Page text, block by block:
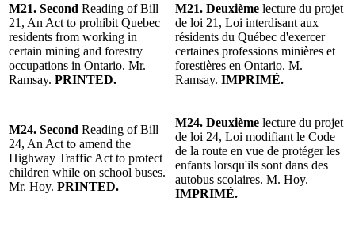
M21. Second Reading of Bill
21, An Act to prohibit Quebec
residents from working in
certain mining and forestry
occupations in Ontario. Mr.
Ramsay. PRINTED.
M21. Deuxième lecture du projet
de loi 21, Loi interdisant aux
résidents du Québec d'exercer
certaines professions minières et
forestières en Ontario. M.
Ramsay. IMPRIMÉ.
M24. Second Reading of Bill
24, An Act to amend the
Highway Traffic Act to protect
children while on school buses.
Mr. Hoy. PRINTED.
M24. Deuxième lecture du projet
de loi 24, Loi modifiant le Code
de la route en vue de protéger les
enfants lorsqu'ils sont dans des
autobus scolaires. M. Hoy.
IMPRIMÉ.